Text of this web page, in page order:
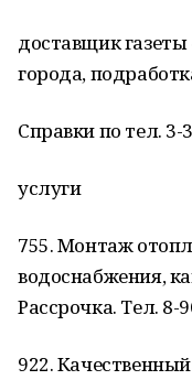
доставщик
города,
Справки по тел. 3-
услуги
755. Монтаж
водоснабжения,
Рассрочка. Тел. 8-
922.